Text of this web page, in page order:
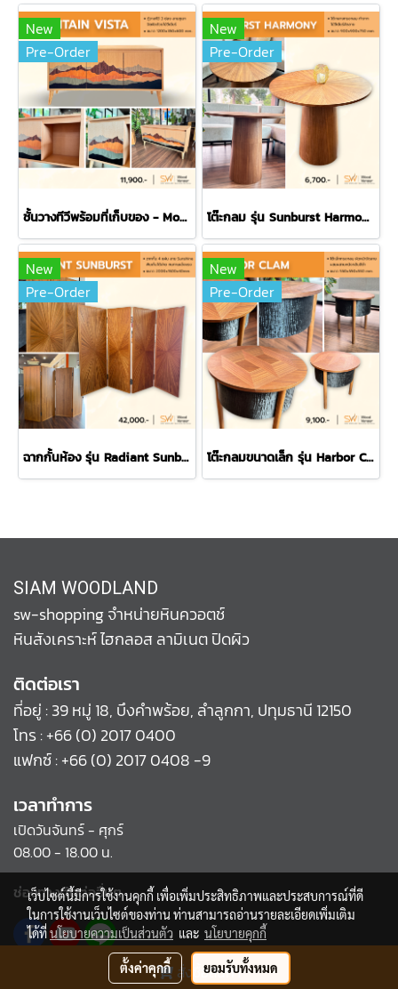
สั่งซื้อสินค้า
New
Pre-Order
ชั้นวางทีวีพร้อมที่เก็บของ - Mountain Vista
New
Pre-Order
โต๊ะกลม รุ่น Sunburst Harmony
New
Pre-Order
ฉากกั้นห้อง รุ่น Radiant Sunburst
New
Pre-Order
โต๊ะกลมขนาดเล็ก รุ่น Harbor Clam
SIAM WOODLAND
sw-shopping จำหน่ายหินควอตช์
หินสังเคราะห์ ไฮกลอส ลามิเนต ปิดผิว
ติดต่อเรา
ที่อยู่ : 39 หมู่ 18, บึงคำพร้อย, ลำลูกกา, ปทุมธานี 12150
โทร :+66 (0) 2017 0400
แฟกซ์ : +66 (0) 2017 0408 -9
เวลาทำการ
เปิดวันจันทร์ - ศุกร์
08.00 - 18.00 น.
ช่องทางติดต่ออื่นๆ
เว็บไซต์นี้มีการใช้งานคุกกี้ เพื่อเพิ่มประสิทธิภาพและประสบการณ์ที่ดี
ในการใช้งานเว็บไซต์ของท่าน ท่านสามารถอ่านรายละเอียดเพิ่มเติม
ได้ที่นโยบายความเป็นส่วนตัว และ นโยบายคุกกี้
ตั้งค่าคุกกี้ ยอมรับทั้งหมด